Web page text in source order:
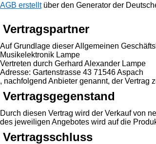
AGB erstelltüber den Generator der
Vertragspartner
Auf Grundlage dieser Allgemeinen
Musikelektronik Lampe
Vertreten durch Gerhard Alexander Lampe
Adresse: Gartenstrasse 43 71546 Aspach
, nachfolgend Anbieter genannt, der Vertrag
Vertragsgegenstand
Durch diesen Vertrag wird der Verkauf von
des jeweiligen Angebotes wird auf die
Vertragsschluss